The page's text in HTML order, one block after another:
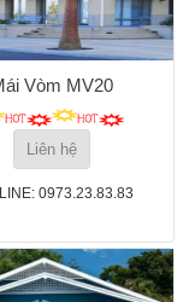
Vòm MV20
Liên hệ
0973.23.83.83